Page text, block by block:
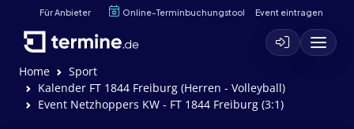
Für Anbieter Online-Terminbuchungstool Event eintragen
Home
Sport
Kalender FT 1844 Freiburg (Herren - Volleyball)
Event Netzhoppers KW - FT 1844 Freiburg (3:1)